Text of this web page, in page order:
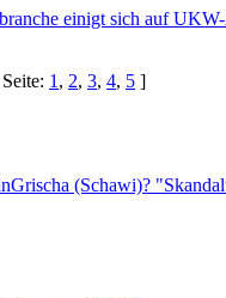
einigt sich auf
1 , 2, 3, 4, 5 ]
(Schawi)?